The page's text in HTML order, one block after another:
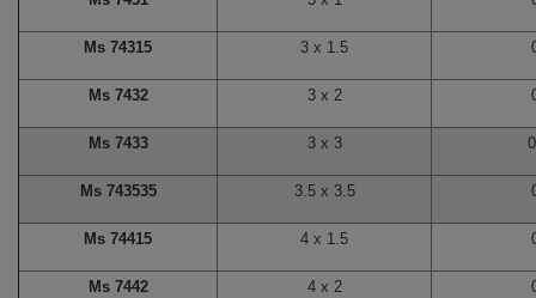
Ms 74315 3 x 1.5
Ms 7432 3 x 2
Ms 7433 3 x 3
Ms 743535 3.5 x 3.5
Ms 74415 4 x 1.5
Ms 7442 4 x 2